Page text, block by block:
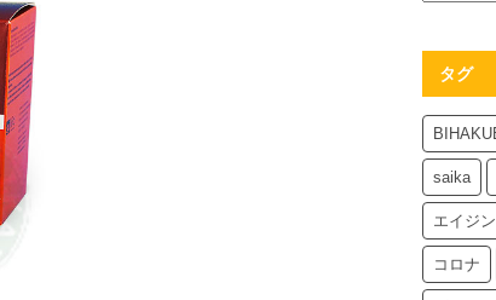
タグ
saika
エイジ
コロナ